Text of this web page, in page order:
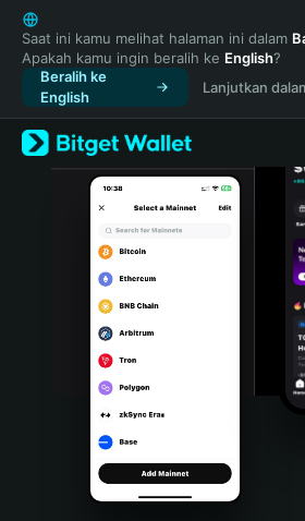
English
日本語
Tiếng Việt
Русский
Español (Latinoamérica)
Türkçe
Italiano
Português (Portugal)
Bahasa Indonesia
Português (Brasil)
Español (Argentina)
Saat ini kamu melihat halaman ini dalam
Apakah kamu ingin beralih ke English?
Beralih ke
English
Lanjutkan